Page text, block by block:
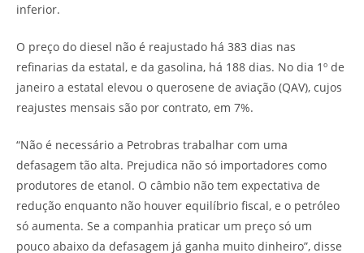
inferior.
O preço do diesel não é reajustado há 383 dias nas
refinarias da estatal, e da gasolina, há 188 dias. No dia 1º de
janeiro a estatal elevou o querosene de aviação (QAV), cujos
reajustes mensais são por contrato, em 7%.
“Não é necessário a Petrobras trabalhar com uma
defasagem tão alta. Prejudica não só importadores como
produtores de etanol. O câmbio não tem expectativa de
redução enquanto não houver equilíbrio fiscal, e o petróleo
só aumenta. Se a companhia praticar um preço só um
pouco abaixo da defasagem já ganha muito dinheiro”, disse